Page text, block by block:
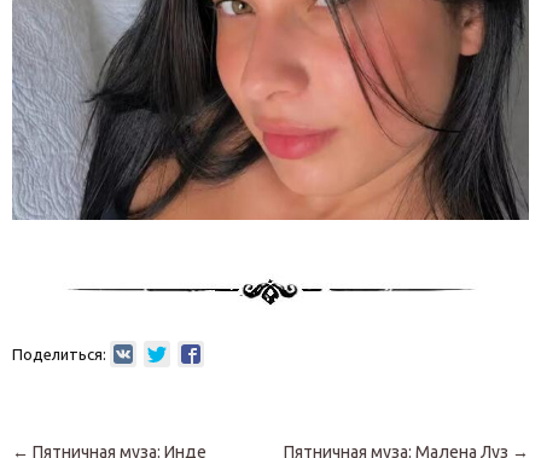
Поделиться:
Навигация по записям
← Пятничная муза: Инде Пятничная муза: Малена Луз →